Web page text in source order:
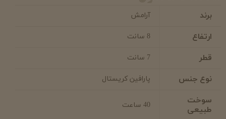
برند آرامش
ارتفاع 8 سانت
قطر 7 سانت
نوع جنس پارافین کریستال
سوخت
طبیعی
40 ساعت